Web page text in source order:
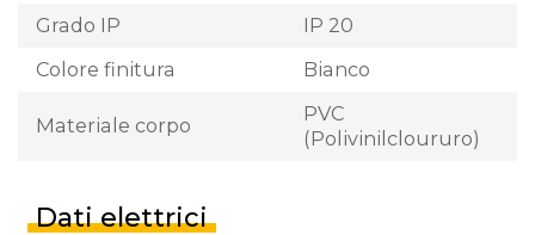
Grado IP
IP 20
Colore finitura
Bianco
Materiale corpo
PVC
(Polivinilcloururo)
Dati elettrici